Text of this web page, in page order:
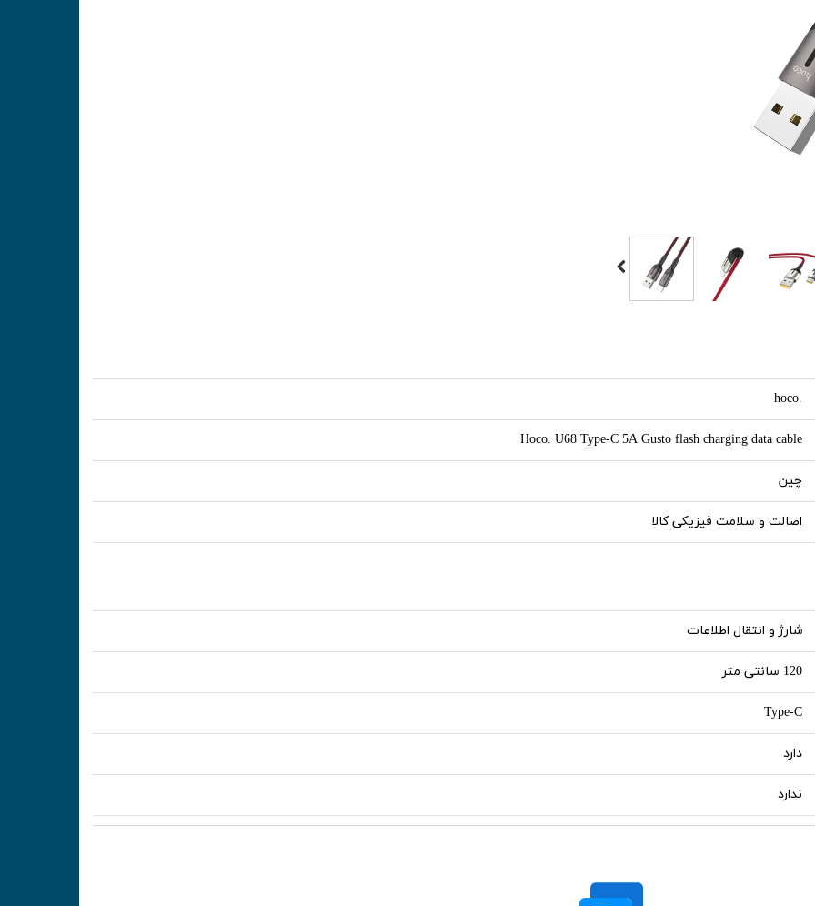
.hoco
Hoco. U68 Type-C 5A Gusto flash charging data cable
چین
اصالت و سلامت فیزیکی کالا
شارژ و انتقال اطلاعات
120 سانتی متر
Type-C
دارد
ندارد